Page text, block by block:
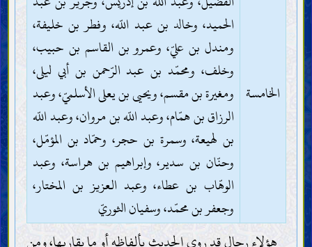
الخامسة
الحميد، وخالد بن عبد اللّه، وفطر بن خليفة،
ومندل بن عليّ، وعمرو بن القاسم بن حبيب،
وخلف، ومحمّد بن عبد الرّحمن بن أبي ليلى،
ومغيرة بن مقسم، ويحيى بن يعلى الأسلميّ، وعبد
الرزاق بن همّام، وعبد اللّه بن مروان، وعبد اللّه
بن لهيعة، وسمرة بن حجر، وحمّاد بن المؤمّل،
وحنّان بن سدير، وإبراهيم بن هراسة، وعبد
الوهّاب بن عطاء، وعبد العزيز بن المختار،
وجعفر بن محمّد، وسفيان الثوريّ